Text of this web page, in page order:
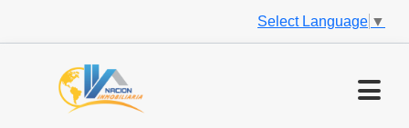
Select Language ▼